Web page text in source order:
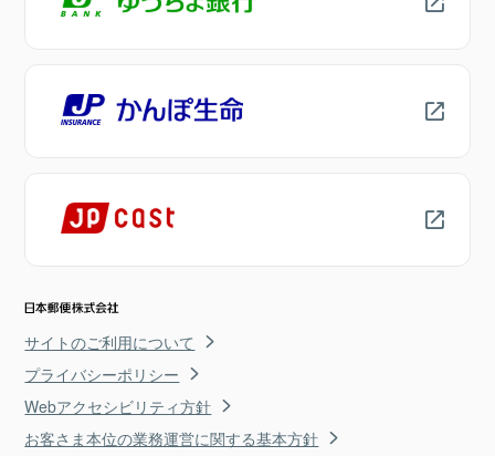
サイトのご利用について
プライバシーポリシー
Webアクセシビリティ方針
お客さま本位の業務運営に関する基本方針